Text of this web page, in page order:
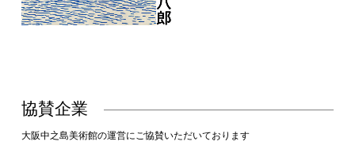
協賛企業
大阪中之島美術館の運営にご協賛いただいております